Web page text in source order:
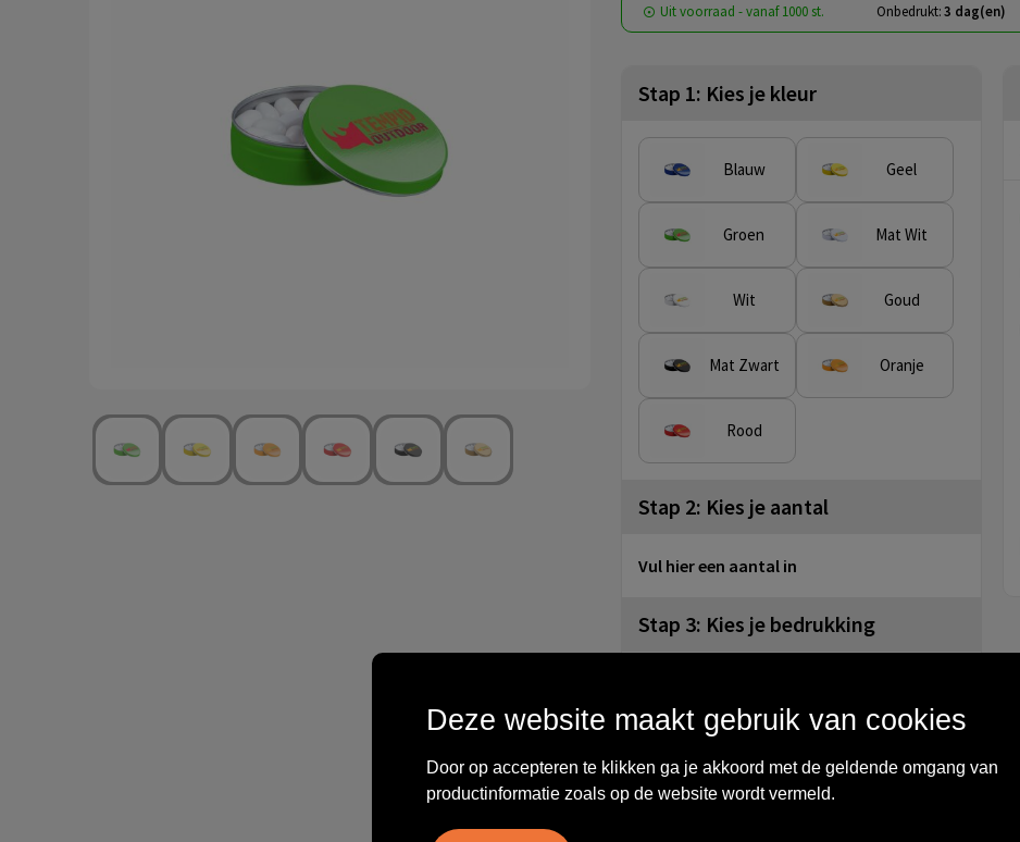
Uit voorraad -vanaf1000 st. Onbedrukt:3 dag(en)
Stap 1: Kies je kleur
Blauw Geel
Groen Mat Wit
Wit Goud
Mat Zwart Oranje
Rood
Stap 2: Kies je aantal
Vul hier een aantal in
Stap 3: Kies je bedrukking
Full colour
Wat anderen zeggen
Deze website maakt gebruik van cookies
Door op accepteren te klikken ga je akkoord met de geldende omgang van
productinformatie zoals op de website wordt vermeld.